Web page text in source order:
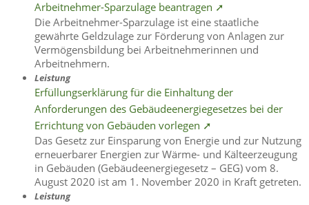
Arbeitnehmer-Sparzulage beantragen ➚
Die Arbeitnehmer-Sparzulage ist eine staatliche
gewährte Geldzulage zur Förderung von Anlagen zur
Vermögensbildung bei Arbeitnehmerinnen und
Arbeitnehmern.
Leistung
Erfüllungserklärung für die Einhaltung der
Anforderungen des Gebäudeenergiegesetzes bei der
Errichtung von Gebäuden vorlegen ➚
Das Gesetz zur Einsparung von Energie und zur Nutzung
erneuerbarer Energien zur Wärme- und Kälteerzeugung
in Gebäuden (Gebäudeenergiegesetz – GEG) vom 8.
August 2020 ist am 1. November 2020 in Kraft getreten.
Leistung